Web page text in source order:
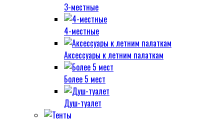
3-местные
4-местные
Аксессуары к летним палаткам
Более 5 мест
Душ-туалет